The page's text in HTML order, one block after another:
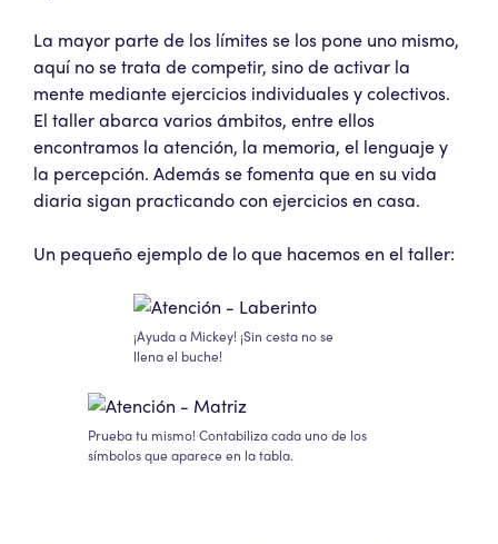
La mayor parte de los límites se los pone uno mismo,
aquí no se trata de competir, sino de activar la
mente mediante ejercicios individuales y colectivos.
El taller abarca varios ámbitos, entre ellos
encontramos la atención, la memoria, el lenguaje y
la percepción. Además se fomenta que en su vida
diaria sigan practicando con ejercicios en casa.
Un pequeño ejemplo de lo que hacemos en el taller:
¡Ayuda a Mickey! ¡Sin cesta no se
llena el buche!
Prueba tu mismo! Contabiliza cada uno de los
símbolos que aparece en la tabla.